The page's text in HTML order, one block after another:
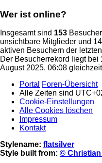
Wer ist online?
Insgesamt sind 153
unsichtbare Mitglieder und
aktiven Besuchern der
Der Besucherrekord liegt bei
August 2025, 06:08
Portal Foren-Übersicht
Alle Zeiten sind
Cookie-Einstellungen
Alle Cookies löschen
Impressum
Kontakt
Stylename: flatsilver
Style built from: © Christian